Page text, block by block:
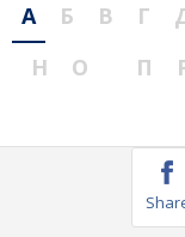
А Б В Г
Н
О П